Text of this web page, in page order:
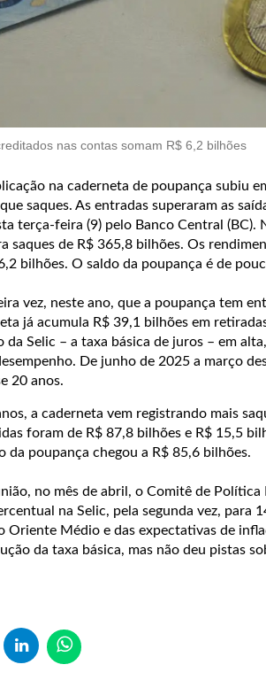
nas contas somam R$ 6,2 bilhões
na caderneta de poupança subiu
saques. As entradas superaram as
terça-feira (9) pelo Banco Central (BC).
saques de R$ 365,8 bilhões. Os
bilhões. O saldo da poupança é de
vez, neste ano, que a poupança tem
já acumula R$ 39,1 bilhões em
da Selic – a taxa básica de juros – em
De junho de 2025 a março
20 anos.
a caderneta vem registrando mais
foram de R$ 87,8 bilhões e R$ 15,5
da poupança chegou a R$ 85,6 bilhões.
no mês de abril, o Comitê de
na Selic, pela segunda vez, para
Oriente Médio e das expectativas de
da taxa básica, mas não deu pistas